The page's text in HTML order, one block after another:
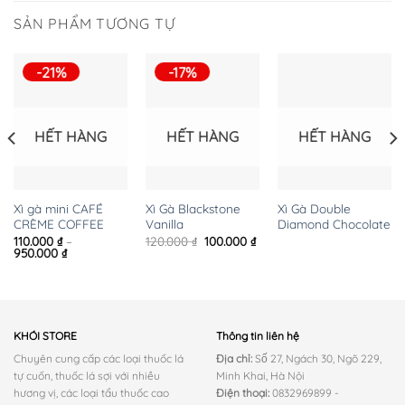
SẢN PHẨM TƯƠNG TỰ
-21%
HẾT HÀNG
Xì gà mini CAFÉ
CRÈME COFFEE
110.000 ₫ –
950.000 ₫Khoảng
-17%
HẾT HÀNG
Xì Gà Blackstone
Vanilla
120.000₫ Giá
100.000 ₫Giá
HẾT HÀNG
Xì Gà Double
Diamond Chocolate
KHÓI STORE
Chuyên cung cấp các loại thuốc lá
tự cuốn, thuốc lá sợi với nhiều
hương vị, các loại tẩu thuốc cao
Thông tin liên hệ
Địa chỉ: Số 27, Ngách 30, Ngõ 229,
Minh Khai, Hà Nội
Điện thoại: 0832969899 -